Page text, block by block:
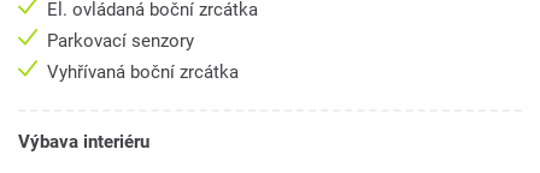
El. ovládaná boční zrcátka
Parkovací senzory
Vyhřívaná boční zrcátka
Výbava interiéru